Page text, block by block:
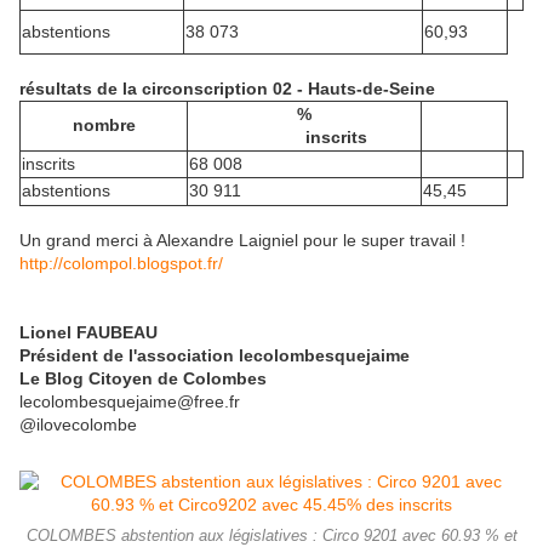
abstentions 38 073 60,93
résultats de la circonscription 02 - Hauts-de-Seine
nombre
%
inscrits
inscrits
68 008
abstentions
30 911 45,45
Un grand merci à Alexandre Laigniel pour le super travail !
http://colompol.blogspot.fr/
Lionel FAUBEAU
Président de l'association lecolombesquejaime
Le Blog Citoyen de Colombes
lecolombesquejaime@free.fr
@ilovecolombe
COLOMBES abstention aux législatives : Circo 9201 avec 60.93 % et